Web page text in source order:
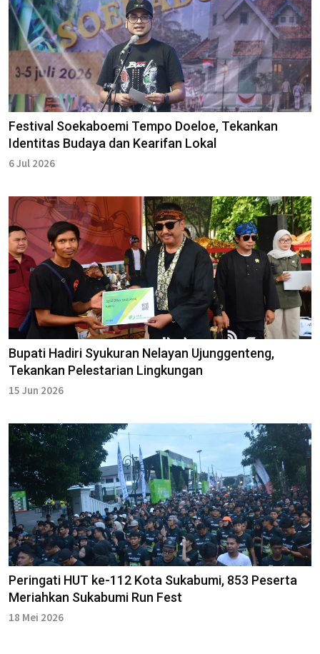
Festival Soekaboemi Tempo Doeloe, Tekankan
Identitas Budaya dan Kearifan Lokal
6 Jul 2026
Bupati Hadiri Syukuran Nelayan Ujunggenteng,
Tekankan Pelestarian Lingkungan
15 Jun 2026
Peringati HUT ke-112 Kota Sukabumi, 853 Peserta
Meriahkan Sukabumi Run Fest
18 Mei 2026